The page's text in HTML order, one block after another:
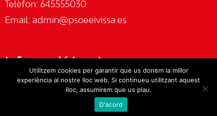
Telèfon: 645555030
Email: admin@psoeeivissa.es
Informació legal
Utilitzem cookies per garantir que us donem la millor
experiència al nostre lloc web. Si continueu utilitzant aquest
lloc, assumirem que us plau.
D'acord